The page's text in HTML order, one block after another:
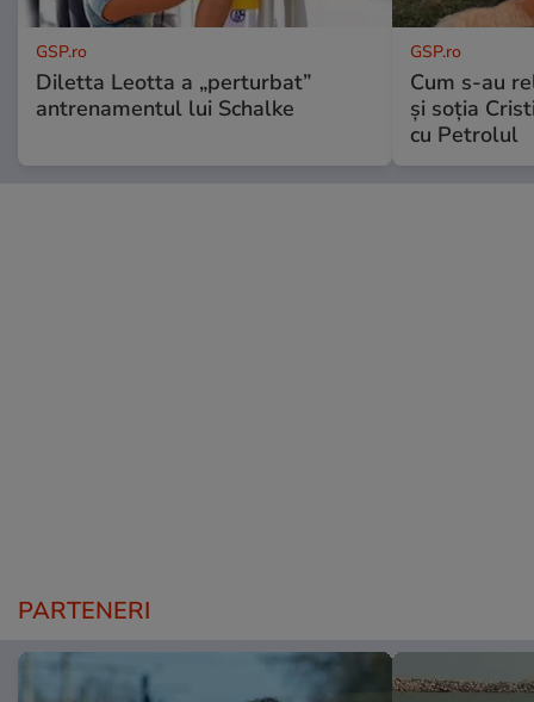
GSP.ro
Diletta Leotta a „perturbat”
antrenamentul lui Schalke
GSP.ro
Cum s-au
și soția
cu Petrolul
PARTENERI